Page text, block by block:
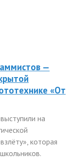
—
«От
на
которая